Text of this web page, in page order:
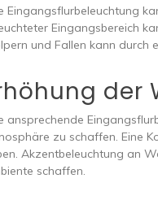
Eingangsflurbeleuchtung
Eingangsbereich
und Fallen kann durch
der
ansprechende
zu schaffen. Eine
Akzentbeleuchtung an
schaffen.